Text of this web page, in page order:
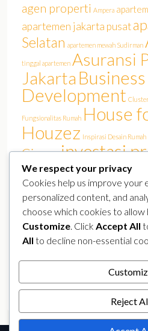
agen properti Ampera
apartemen jakarta pusat
Selatan apartemen mewah Sudirman
tinggal apartemen Asuransi
Jakarta Business
Development
Fungsionalitas Rumah House
Houzez Inspirasi Desain Rumah
Cinereinvestasi
Jakarta investasi rumah Jakarta
KPR Jakartalokasi
pasar properti perumahan elit
Properland Properti Jakarta Selatan
public figure residence Real
rumah murah
Tren Hunian Artis YouTuber
We respect your privacy
Cookies help us improve your
personalized content, and
choose which cookies to allow
Customize . Click Accept All
All to decline non-essential
Reject